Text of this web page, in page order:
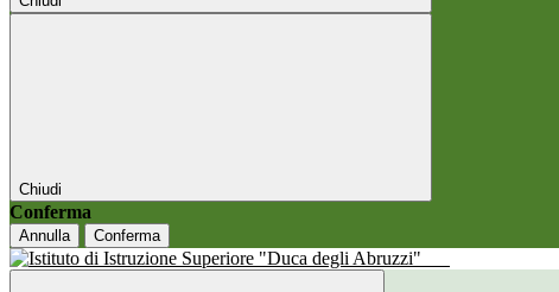
Chiudi
Conferma
Annulla Conferma